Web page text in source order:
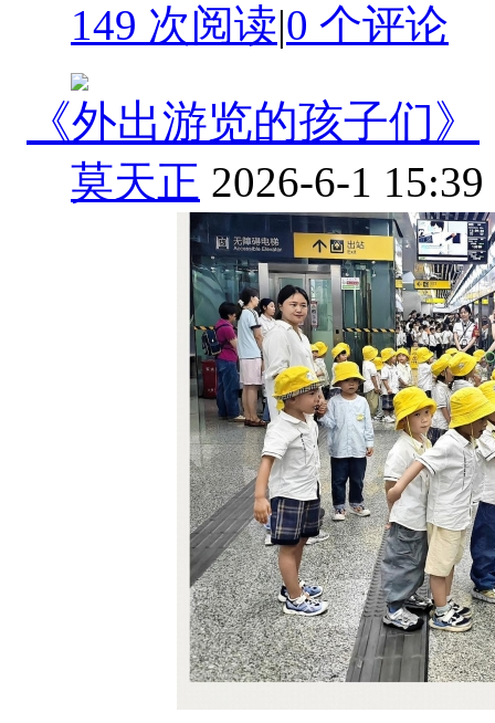
149 次阅读|0 个评论
《外出游览的孩子们》
莫天正 2026-6-1 15:39